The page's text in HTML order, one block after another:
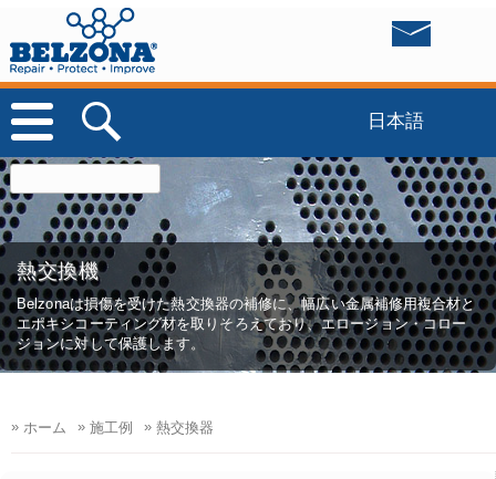
日本語
熱交換機
Belzonaは損傷を受けた熱交換器の補修に、幅広い金属補修用複合材と
エポキシコーティング材を取りそろえており、エロージョン・コロー
ジョンに対して保護します。
» ホーム » 施工例 » 熱交換器